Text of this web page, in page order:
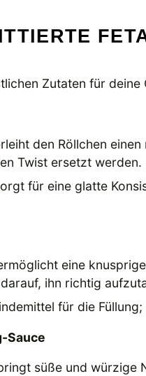
Zutaten für
den Röllchen
Twist ersetzt werden.
für eine glatte
eine
ihn richtig
für die
Sauce
süße und würzige